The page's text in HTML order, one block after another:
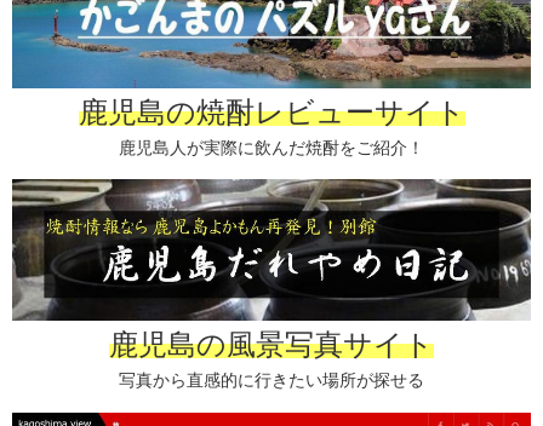
鹿児島の焼酎レビューサイト
鹿児島人が実際に飲んだ焼酎をご紹介！
鹿児島の風景写真サイト
写真から直感的に行きたい場所が探せる